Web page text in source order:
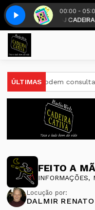
00:00 -
19 horas . com DJ CADEIRA
6 Hits 80
ÚLTIMAS
2026 podem
FEITO A
INFORMAÇÕES,
Locução por:
DALMIR